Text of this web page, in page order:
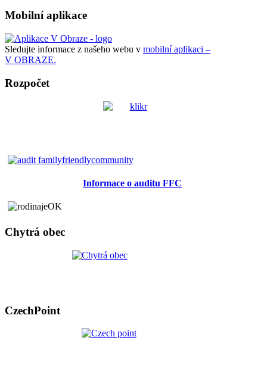
Mobilní aplikace
Sledujte informace z našeho webu v mobilní aplikaci –
V OBRAZE.
Rozpočet
Informace o auditu FFC
Chytrá obec
CzechPoint